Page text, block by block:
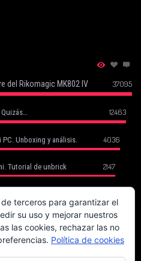
del Rikomagic MK802 IV 37095
12463
PC. Unboxing y análisis. 4036
Tutorial de unbrick 2147
1752
1702
1623
terceros para garantizar el
su uso y mejorar nuestros
las cookies, rechazar las no
Política de cookies